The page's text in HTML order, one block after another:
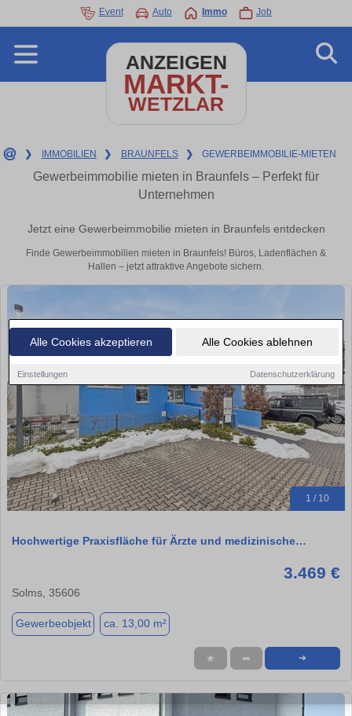
Alle Cookies akzeptieren Alle Cookies ablehnen
Einstellungen Datenschutzerklärung
Event Auto Immo Job
ANZEIGEN
MARKT-
WETZLAR
❯ IMMOBILIEN ❯ BRAUNFELS ❯ GEWERBEIMMOBILIE-MIETEN
Gewerbeimmobilie mieten in Braunfels – Perfekt für
Unternehmen
Jetzt eine Gewerbeimmobilie mieten in Braunfels entdecken
Finde Gewerbeimmobilien mieten in Braunfels! Büros, Ladenflächen &
Hallen – jetzt attraktive Angebote sichern.
1 / 10
Hochwertige Praxisfläche für Ärzte und medizinische…
3.469 €
Solms, 35606
Gewerbeobjekt ca. 13,00 m²
★ ➦ ➜